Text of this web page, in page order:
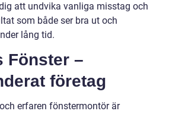
att undvika vanliga misstag och
som både ser bra ut och
lång tid.
Fönster –
företag
erfaren fönstermontör är